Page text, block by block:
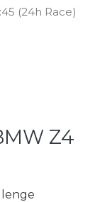
(24h Race)
Z4